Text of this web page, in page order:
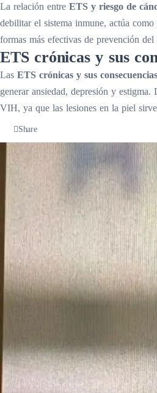
La relación entre ETS y riesgo de
debilitar el sistema inmune, actúa
formas más efectivas de prevención del
ETS crónicas y sus
Las ETS crónicas y sus consecuencias
generar ansiedad, depresión y estigma.
VIH, ya que las lesiones en la piel
Share